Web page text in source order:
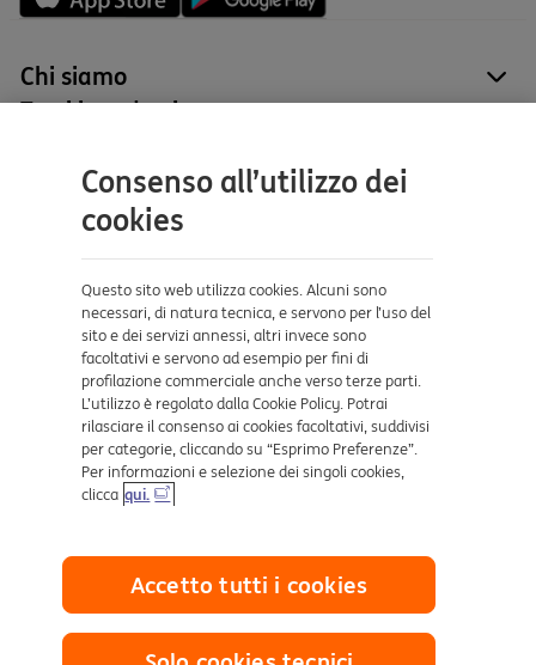
Chi siamo
Tutti i prodotti
Aiuto e supporto
Dove ci trovi
Certificazioni
Collegamenti utili
Mappa del sito
Consenso all’utilizzo dei
cookies
Questo sito web utilizza cookies. Alcuni sono
necessari, di natura tecnica, e servono per l’uso del
sito e dei servizi annessi, altri invece sono
facoltativi e servono ad esempio per fini di
profilazione commerciale anche verso terze parti.
L’utilizzo è regolato dalla Cookie Policy. Potrai
rilasciare il consenso ai cookies facoltativi, suddivisi
per categorie, cliccando su “Esprimo Preferenze”.
Per informazioni e selezione dei singoli cookies,
clicca qui.
Accetto tutti i cookies